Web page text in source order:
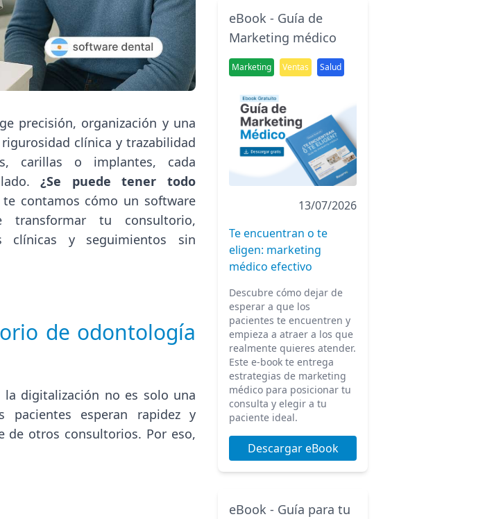
precisión, organización y una
clínica y trazabilidad
carillas o implantes, cada
¿Se puede tener todo
contamos cómo un software
transformar tu consultorio,
clínicas y seguimientos sin
de odontología
digitalización no es solo una
pacientes esperan rapidez y
de otros consultorios. Por eso,
eBook - Guía de
Marketing médico
Marketing Ventas Salud
13/07/2026
Te encuentran o te
eligen: marketing
médico efectivo
Descubre cómo dejar de
esperar a que los
pacientes te encuentren y
empieza a atraer a los que
realmente quieres atender.
Este e-book te entrega
estrategias de marketing
médico para posicionar tu
consulta y elegir a tu
paciente ideal.
Descargar eBook
eBook - Guía para tu